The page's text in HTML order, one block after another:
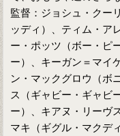
監督：ジョシュ・クー
ッディ）、ティム・ア
ー・ポッツ（ボー・ピ
ー）、キーガン＝マイ
ン・マックグロウ（ボ
ス（ギャビー・ギャビ
ー）、キアヌ・リーヴ
マキ（ギグル・マクデ